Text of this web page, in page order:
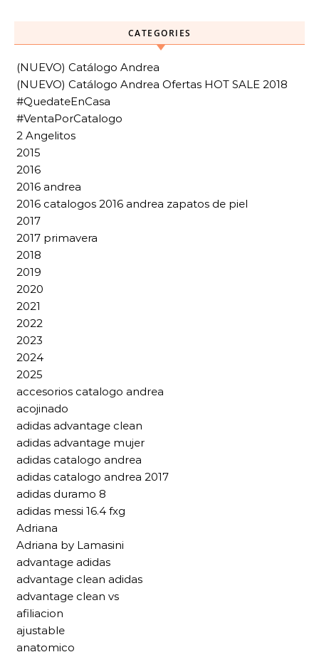
CATEGORIES
(NUEVO) Catálogo Andrea
(NUEVO) Catálogo Andrea Ofertas HOT SALE 2018
#QuedateEnCasa
#VentaPorCatalogo
2 Angelitos
2015
2016
2016 andrea
2016 catalogos 2016 andrea zapatos de piel
2017
2017 primavera
2018
2019
2020
2021
2022
2023
2024
2025
accesorios catalogo andrea
acojinado
adidas advantage clean
adidas advantage mujer
adidas catalogo andrea
adidas catalogo andrea 2017
adidas duramo 8
adidas messi 16.4 fxg
Adriana
Adriana by Lamasini
advantage adidas
advantage clean adidas
advantage clean vs
afiliacion
ajustable
anatomico